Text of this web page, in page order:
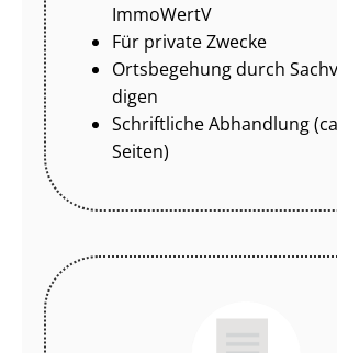
ImmoWertV
Für private Zwecke
Ortsbegehung durch
di­gen
Schriftliche Abhandlung
Seiten)